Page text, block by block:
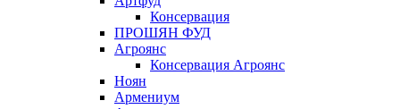
Консервация
ПРОШЯН ФУД
Агроянс
Консервация Агроянс
Ноян
Армениум